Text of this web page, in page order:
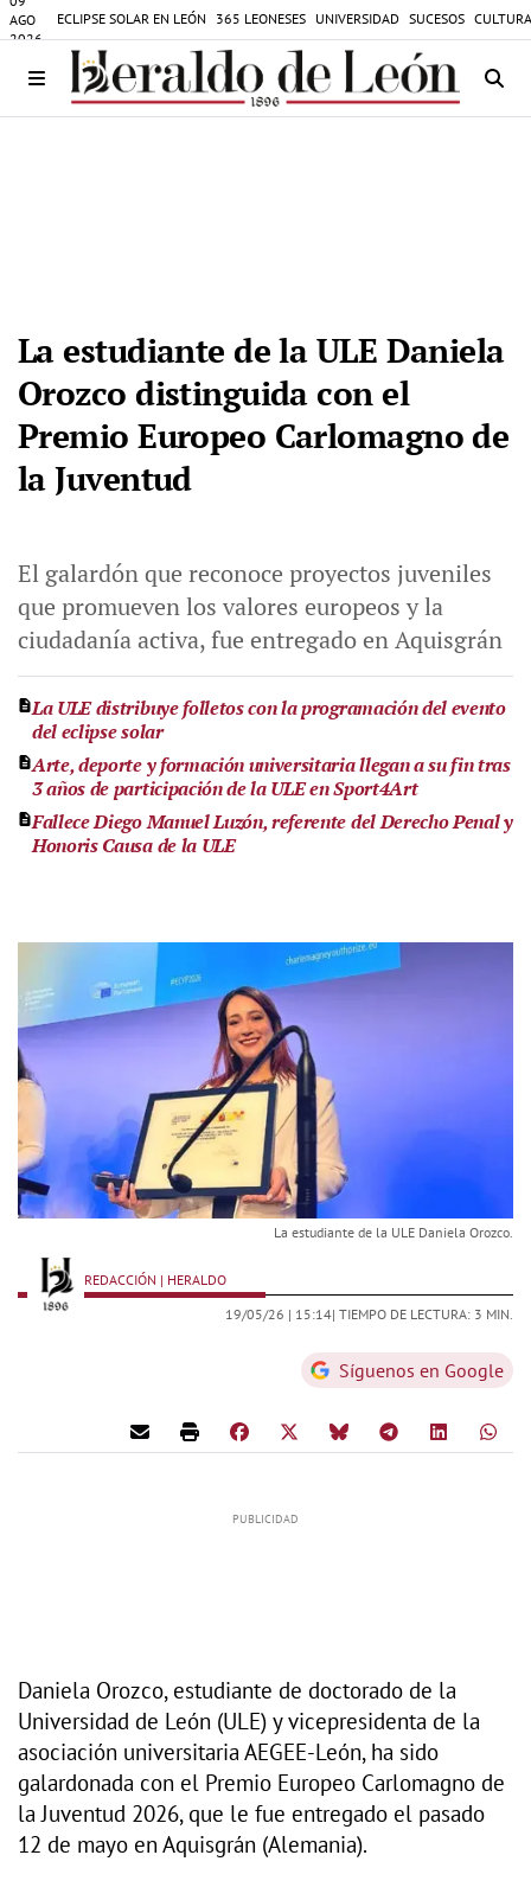
AGO
2026
ECLIPSE SOLAR EN LEÓN 365 LEONESES UNIVERSIDAD SUCESOS
La estudiante de la ULE Daniela
Orozco distinguida con el
Premio Europeo Carlomagno de
la Juventud
El galardón que reconoce proyectos juveniles
que promueven los valores europeos y la
ciudadanía activa, fue entregado en Aquisgrán
La ULE distribuye folletos con la programación del evento
del eclipse solar
Arte, deporte y formación universitaria llegan a su fin tras
3 años de participación de la ULE en Sport4Art
Fallece Diego Manuel Luzón, referente del Derecho Penal y
Honoris Causa de la ULE
La estudiante de la ULE Daniela Orozco.
REDACCIÓN | HERALDO
19/05/26 | 15:14| TIEMPO DE LECTURA: 3 MIN.
Síguenos en Google
Daniela Orozco, estudiante de doctorado de la
Universidad de León (ULE) y vicepresidenta de la
asociación universitaria AEGEE-León, ha sido
galardonada con el Premio Europeo Carlomagno de
la Juventud 2026, que le fue entregado el pasado
12 de mayo en Aquisgrán (Alemania).